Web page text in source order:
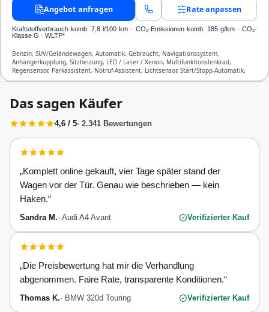
Angebot anfragen Rate anpassen
Kraftstoffverbrauch komb. 7,8 l/100 km · CO₂-Emissionen komb. 185 g/km · CO₂-
Klasse G · WLTP*
Benzin, SUV/Geländewagen, Automatik, Gebraucht, Navigationssystem,
Anhängerkupplung, Sitzheizung, LED / Laser / Xenon, Multifunktionslenkrad,
Regensensor, Parkassistent, Notruf-Assistent, Lichtsensor, Start/Stopp-Automatik,
Bluetooth, Freisprecheinrichtung, Verkehrszeichen-Erkennung, ESP, ABS,
Das sagen Käufer
4,6 / 5· 2.341 Bewertungen
„Komplett online gekauft, vier Tage später stand der
Wagen vor der Tür. Genau wie beschrieben — kein
Haken.“
Sandra M.· Audi A4 Avant Verifizierter Kauf
„Die Preisbewertung hat mir die Verhandlung
abgenommen. Faire Rate, transparente Konditionen.“
Thomas K.· BMW 320d Touring Verifizierter Kauf